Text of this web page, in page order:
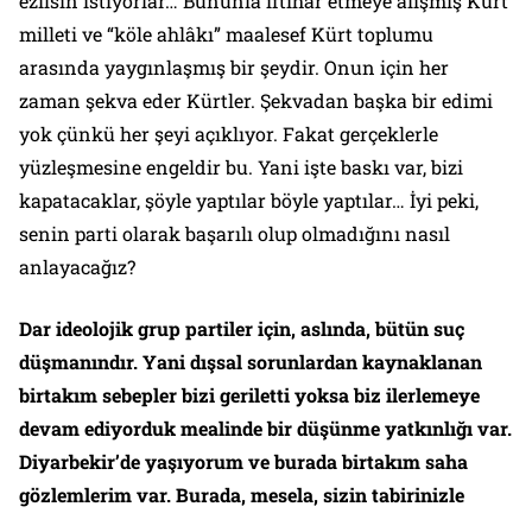
milleti ve “köle ahlâkı” maalesef Kürt toplumu
arasında yaygınlaşmış bir şeydir. Onun için her
zaman şekva eder Kürtler. Şekvadan başka bir edimi
yok çünkü her şeyi açıklıyor. Fakat gerçeklerle
yüzleşmesine engeldir bu. Yani işte baskı var, bizi
kapatacaklar, şöyle yaptılar böyle yaptılar… İyi peki,
senin parti olarak başarılı olup olmadığını nasıl
anlayacağız?
Dar ideolojik grup partiler için, aslında, bütün suç
düşmanındır. Yani dışsal sorunlardan kaynaklanan
birtakım sebepler bizi geriletti yoksa biz ilerlemeye
devam ediyorduk mealinde bir düşünme yatkınlığı var.
Diyarbekir’de yaşıyorum ve burada birtakım saha
gözlemlerim var. Burada, mesela, sizin tabirinizle